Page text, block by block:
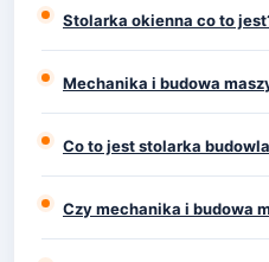
Stolarka okienna co to
Mechanika i budowa
Co to jest stolarka
Czy mechanika i budowa